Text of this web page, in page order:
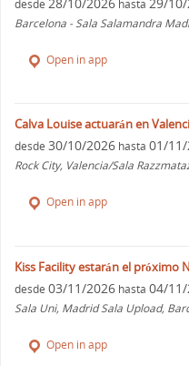
desde hasta
Barcelona - Sala Salamandra
Open in app
Calva Louise actuarán en
desde 30/10/2026 hasta 01/
Rock City, Valencia/Sala
Open in app
Kiss Facility estarán el próximo
desde 03/11/2026 hasta 04/
Sala Uni, Madrid Sala Upload,
Open in app